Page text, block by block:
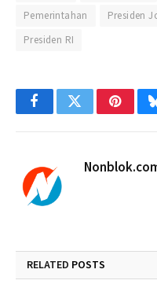
Pemerintahan
Presiden
Presiden RI
FacebookTwitter
RELATED POSTS